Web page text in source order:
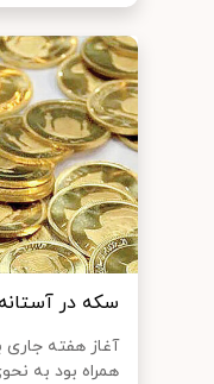
سکه در
آغاز هفته جاری
همراه بود به